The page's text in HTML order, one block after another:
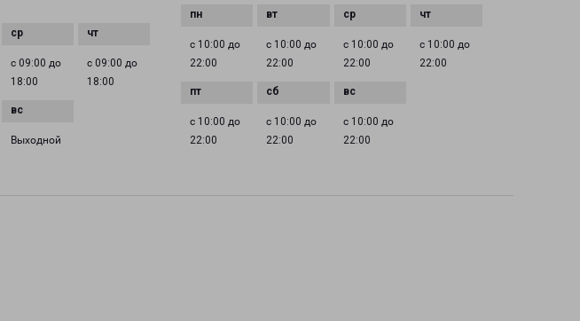
с 09:00 до
18:00
с 09:00 до
18:00
Выходной
с 10:00 до
22:00
с 10:00 до
22:00
с 10:00 до
22:00
с 10:00 до
22:00
с 10:00 до
22:00
с 10:00 до
22:00
с 10:00 до
22:00